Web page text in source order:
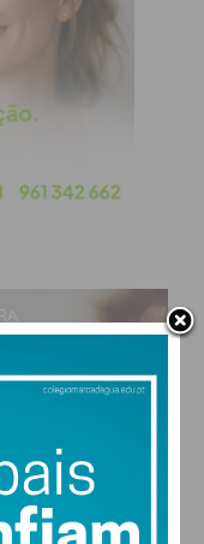
clear sky
79% humidade
° °